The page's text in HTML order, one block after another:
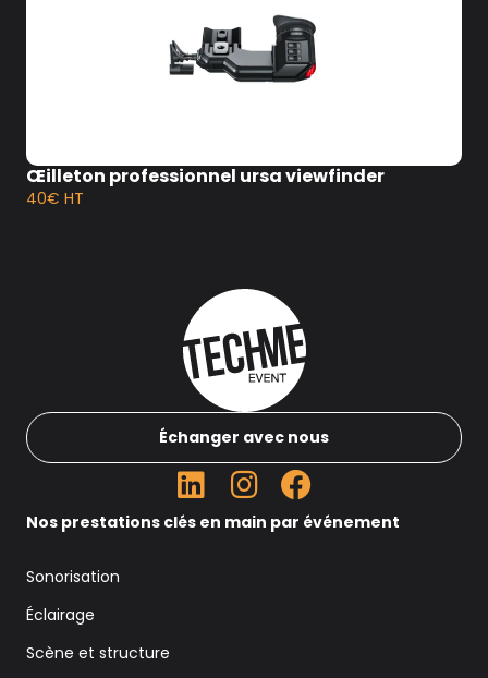
Œilleton professionnel ursa viewfinder
40€ HT
Échanger avec nous
Nos prestations clés en main par événement
Sonorisation
Éclairage
Scène et structure